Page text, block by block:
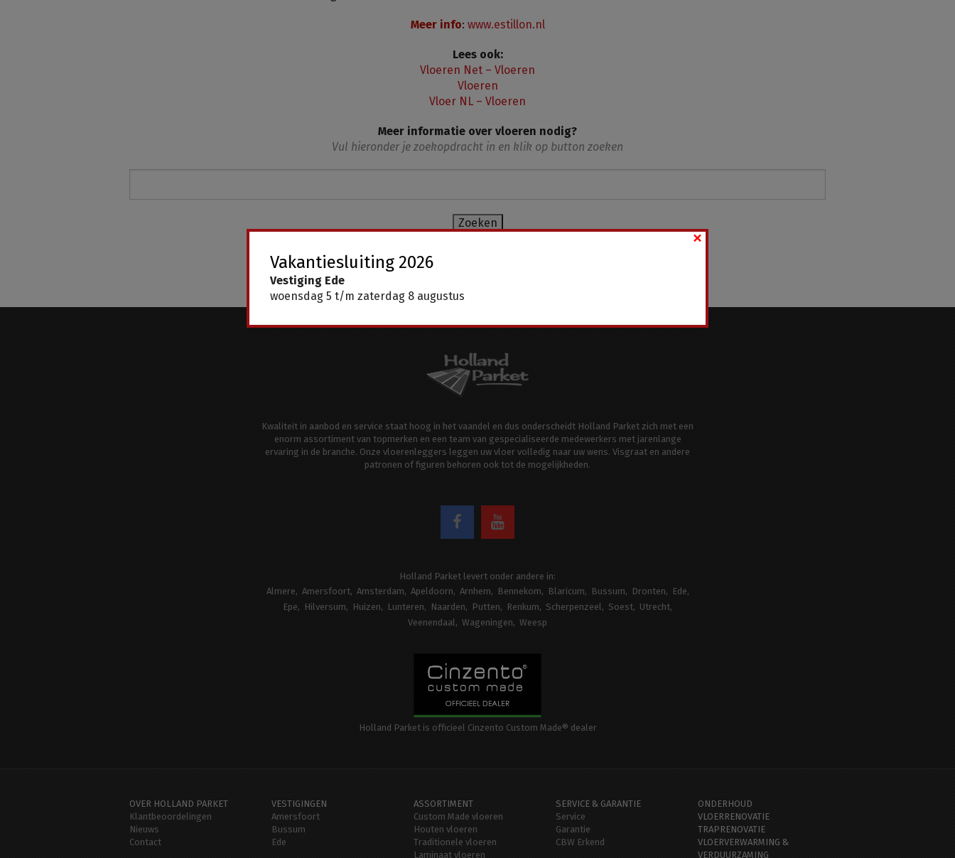
Meer info: www.estillon.nl
Lees ook:
Vloeren Net – Vloeren
Vloeren
Vloer NL – Vloeren
Meer informatie over vloeren nodig?
Vul hieronder je zoekopdracht in en klik op button zoeken
Kwaliteit in aanbod en service staat hoog in het vaandel en dus onderscheidt Holland Parket zich met een
enorm assortiment van topmerken en een team van gespecialiseerde medewerkers met jarenlange
ervaring in de branche. Onze vloerenleggers leggen uw vloer volledig naar uw wens. Visgraat en andere
patronen of figuren behoren ook tot de mogelijkheden.
Holland Parket levert onder andere in:
Almere
Amersfoort Amsterdam Apeldoorn Arnhem Bennekom Blaricum Bussum Dronten
Ede
Epe
Hilversum Huizen Lunteren Naarden Putten Renkum Scherpenzeel Soest
Utrecht
Veenendaal
Wageningen Weesp
Holland Parket is officieel Cinzento Custom Made® dealer
OVER HOLLAND PARKET
Klantbeoordelingen
Nieuws
Contact
VESTIGINGEN
Amersfoort
Bussum
Ede
ASSORTIMENT
Custom Made vloeren
Houten vloeren
Traditionele vloeren
Laminaat vloeren
SERVICE & GARANTIE
Service
Garantie
CBW Erkend
ONDERHOUD
VLOERRENOVATIE
TRAPRENOVATIE
VLOERVERWARMING &
VERDUURZAMING
Vakantiesluiting 2026
Vestiging Ede
woensdag 5 t/m zaterdag 8 augustus
×